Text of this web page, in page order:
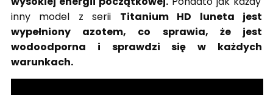
inny model z serii Titanium HD luneta jest
wypełniony azotem, co sprawia, że jest
wodoodporna i sprawdzi się w każdych
warunkach.